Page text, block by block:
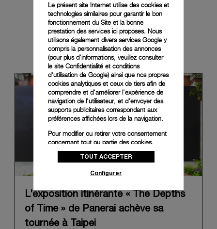
News & Events
L’exposition itinérante « The Depths
of Time » de Panerai achève sa
tournée à Taipei
Le présent site Internet utilise des cookies et
technologies similaires pour garantir le bon
fonctionnement du Site et la bonne
prestation des services ici proposes. Nous
utilisons également divers services Google y
compris la personnalisation des annonces
(pour plus d'informations, veuillez consulter
le site Confidentialité et conditions
d'utilisation de Google) ainsi que nos propres
cookies analytiques et ceux de tiers afin de
comprendre et d'améliorer l'expérience de
navigation de l'utilisateur, et d'envoyer des
supports publicitaires correspondant aux
préférences affichées lors de la navigation.
Pour modifier ou retirer votre consentement
concernant tout ou partie des cookies,
cliquez sur « Configurer » ou consultez notre
politique des cookiespour obtenir plus
donnez votre consentement pour l’utilisation
donnez votre consentement uniquement
TOUT ACCEPTER
Configurer